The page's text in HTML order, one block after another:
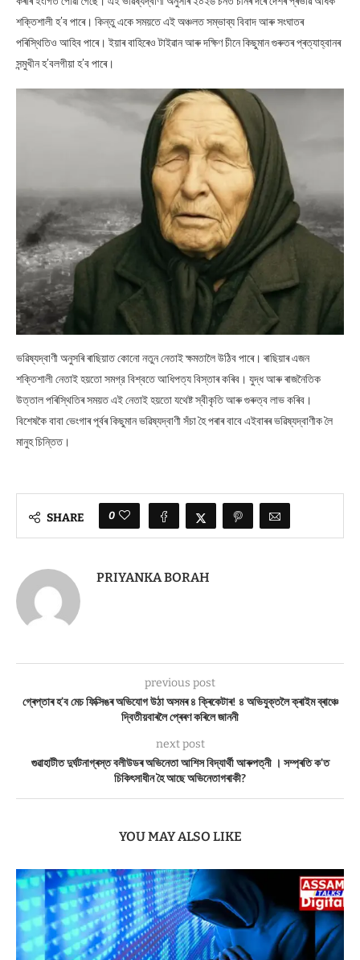
শক্তিশালী হ’ব পাৰে। কিন্তু একে সময়তে এই অঞ্চলত সম্ভাব্য বিবাদ আৰু সংঘাতৰ
পৰিস্থিতিও আহিব পাৰে। ইয়াৰ বাহিৰেও টাইৱান আৰু দক্ষিণ চীনে কিছুমান গুৰুতৰ প্ৰত্যাহ্বানৰ
সন্মুখীন হ’বলগীয়া হ’ব পাৰে।
ভৱিষ্যদ্বাণী অনুসৰি ৰাছিয়াত কোনো নতুন নেতাই ক্ষমতালৈ উঠিব পাৰে। ৰাছিয়াৰ এজন
শক্তিশালী নেতাই হয়তো সমগ্র বিশ্বতে আধিপত্য বিস্তাৰ কৰিব। যুদ্ধ আৰু ৰাজনৈতিক
উত্তাল পৰিস্থিতিৰ সময়ত এই নেতাই হয়তো যথেষ্ট স্বীকৃতি আৰু গুৰুত্ব লাভ কৰিব।
বিশেষকৈ বাবা ভেংগাৰ পূৰ্বৰ কিছুমান ভৱিষ্যদ্বাণী সঁচা হৈ পৰাৰ বাবে এইবাৰৰ ভৱিষ্যদ্বাণীক লৈ
মানুহ চিন্তিত।
SHARE 0
PRIYANKA BORAH
previous post
গ্ৰেপ্তাৰ হ’ব মেচ ফিক্সিঙৰ অভিযোগ উঠা অসমৰ ৪ ক্ৰিকেটাৰ! ৪ অভিযুক্তলৈ ক্ৰাইম ব্ৰাঞ্চে
দ্বিতীয়বাৰলৈ প্ৰেৰণ কৰিলে জাননী
next post
গুৱাহাটীত দুৰ্ঘটনাগ্ৰস্ত বলীউডৰ অভিনেতা আশিস বিদ্যাৰ্থী আৰুপত্নী । সম্প্ৰতি ক’ত
চিকিৎসাধীন হৈ আছে অভিনেতাগৰাকী?
YOU MAY ALSO LIKE